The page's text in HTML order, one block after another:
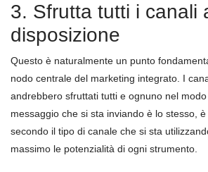
3. Sfrutta tutti i canali
disposizione
Questo è naturalmente un punto
nodo centrale del marketing integrato. I
andrebbero sfruttati tutti e ognuno nel
messaggio che si sta inviando è lo stesso,
secondo il tipo di canale che si sta
massimo le potenzialità di ogni strumento.